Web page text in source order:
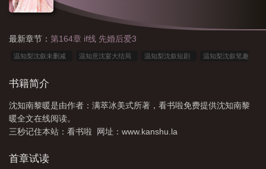
最新章节： 第164章 if线 先婚后爱3
温知梨沈叙未删减 温知意沈宴大结局 温知梨沈叙短剧 温知梨沈叙笔趣
言 温知梨沈叙笔趣阁最新章节
叙TXT
书籍简介
沈知南黎暖是由作者：满萃冰美式所著，看书啦免费提供沈知南黎
暖全文在线阅读。
三秒记住本站：看书啦 网址：www.kanshu.la
首章试读